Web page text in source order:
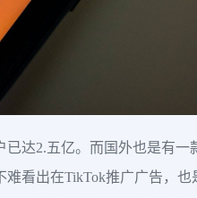
达2.五亿。而国外也是有一
看出在TikTok推广广告，也